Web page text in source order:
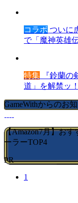
コラボ ついに
で「魔神英雄
特集 『鈴蘭の
道」を解禁ッ
GameWithからのお
【Amazon7月】お
ーラーTOP4
PR
1